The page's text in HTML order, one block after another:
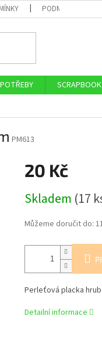
PODMÍNKY
SCRAPBOOK
PM613
20 Kč
cena:
Skladem (17
Můžeme doručit do:
Perleťová placka
Detailní informace